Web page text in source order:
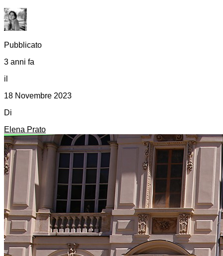
Pubblicato
3 anni fa
il
18 Novembre 2023
Di
Elena Prato